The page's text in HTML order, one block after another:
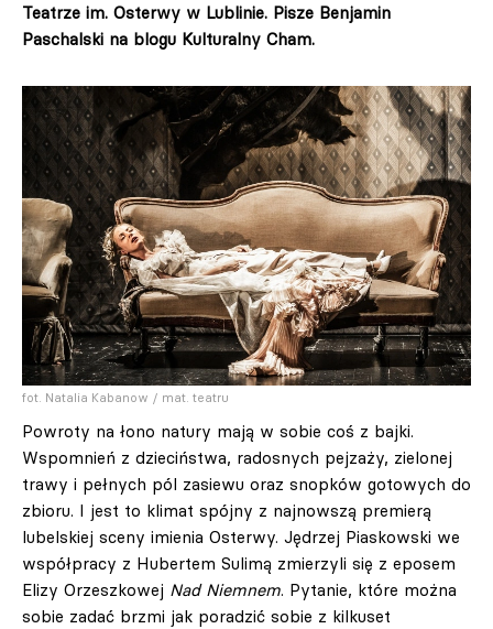
Teatrze im. Osterwy w Lublinie. Pisze Benjamin
Paschalski na blogu Kulturalny Cham.
fot. Natalia Kabanow / mat. teatru
Powroty na łono natury mają w sobie coś z bajki.
Wspomnień z dzieciństwa, radosnych pejzaży, zielonej
trawy i pełnych pól zasiewu oraz snopków gotowych do
zbioru. I jest to klimat spójny z najnowszą premierą
lubelskiej sceny imienia Osterwy. Jędrzej Piaskowski we
współpracy z Hubertem Sulimą zmierzyli się z eposem
Elizy Orzeszkowej Nad Niemnem. Pytanie, które można
sobie zadać brzmi jak poradzić sobie z kilkuset